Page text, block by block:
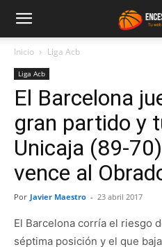
Inicio Liga Acb
Liga Acb
El Barcelona
gran partido y
Unicaja (89-
vence al
Por Javier Maestro - 23 abril 2017
El Barcelona corría el riesgo
séptima posición y el que